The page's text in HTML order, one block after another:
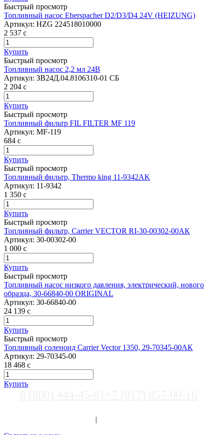
Быстрый просмотр
Топливный насос Eberspacher D2/D3/D4 24V (HEIZUNG)
Артикул: HZG 224518010000
2 537 c
Купить
Быстрый просмотр
Топливный насос 2,2 мл 24В
Артикул: ЗВ24Д.04.8106310-01 СБ
2 204 c
Купить
Быстрый просмотр
Топливный фильтр FIL FILTER MF 119
Артикул: MF-119
684 c
Купить
Быстрый просмотр
Топливный фильтр, Thermo king 11-9342AK
Артикул: 11-9342
1 350 c
Купить
Быстрый просмотр
Топливный фильтр, Carrier VECTOR RI-30-00302-00АК
Артикул: 30-00302-00
1 000 c
Купить
Быстрый просмотр
Топливный насос низкого давления, электрический, нового
образца, 30-66840-00 ORIGINAL
Артикул: 30-66840-00
24 139 c
Купить
Быстрый просмотр
Топливный соленоид Carrier Vector 1350, 29-70345-00АК
Артикул: 29-70345-00
18 468 c
Купить
|